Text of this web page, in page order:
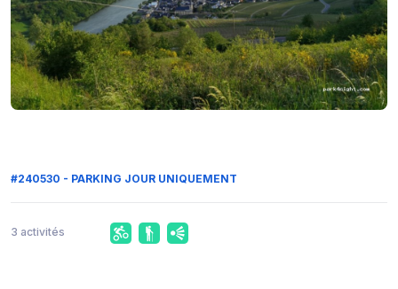
#240530 - PARKING JOUR UNIQUEMENT
3 activités